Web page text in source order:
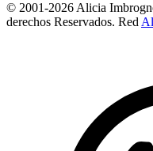
© 2001-2026 Alicia
derechos Reservados. Red